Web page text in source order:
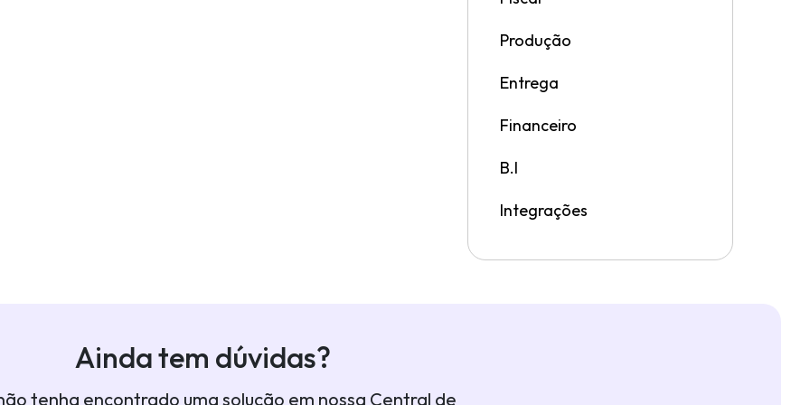
Produção
Entrega
Financeiro
B.I
Integrações
Ainda tem dúvidas?
tenha encontrado uma solução em nossa Central de